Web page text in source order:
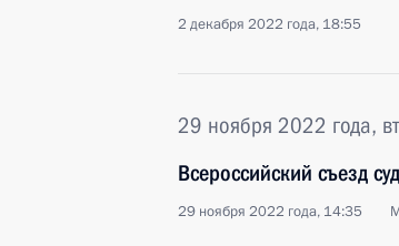
2 декабря 2022 года, 18:55
29 ноября 2022 года,
Всероссийский съезд
29 ноября 2022 года, 14:35